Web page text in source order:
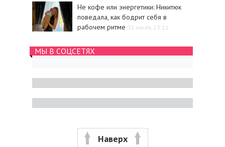
Не кофе или энергетики: Никитюк
поведала, как бодрит себя в
рабочем ритме 31 июля, 23:11
МЫ В СОЦСЕТЯХ
Наверх